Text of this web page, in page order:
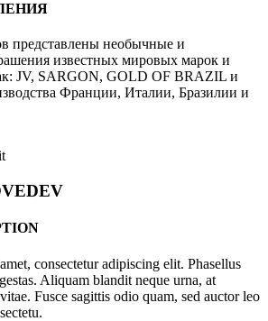
представлены необычные и
известных мировых марок и
JV, SARGON, GOLD OF BRAZIL и
Франции, Италии, Бразилии и
consectetur adipiscing elit. Phasellus
Aliquam blandit neque urna, at
Fusce sagittis odio quam, sed auctor leo